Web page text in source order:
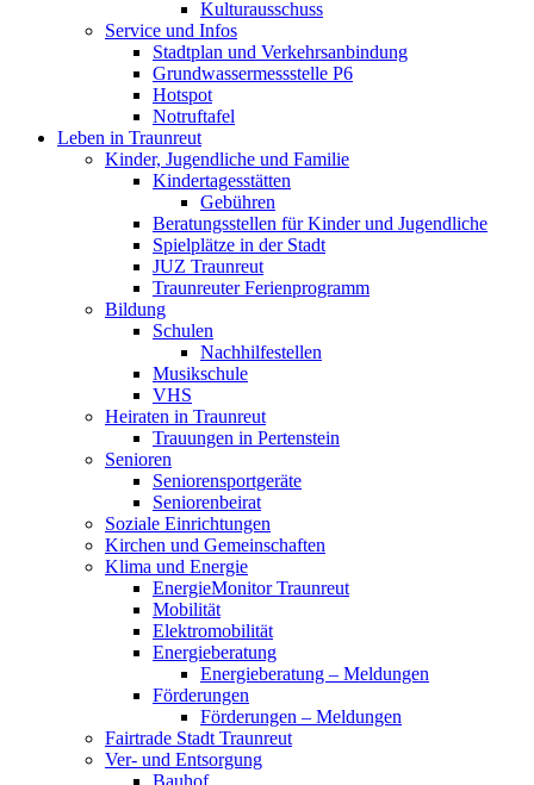
Kulturausschuss
Service und Infos
Stadtplan und Verkehrsanbindung
Grundwassermessstelle P6
Hotspot
Notruftafel
Leben in Traunreut
Kinder, Jugendliche und Familie
Kindertagesstätten
Gebühren
Beratungsstellen für Kinder und Jugendliche
Spielplätze in der Stadt
JUZ Traunreut
Traunreuter Ferienprogramm
Bildung
Schulen
Nachhilfestellen
Musikschule
VHS
Heiraten in Traunreut
Trauungen in Pertenstein
Senioren
Seniorensportgeräte
Seniorenbeirat
Soziale Einrichtungen
Kirchen und Gemeinschaften
Klima und Energie
EnergieMonitor Traunreut
Mobilität
Elektromobilität
Energieberatung
Energieberatung – Meldungen
Förderungen
Förderungen – Meldungen
Fairtrade Stadt Traunreut
Ver- und Entsorgung
Bauhof